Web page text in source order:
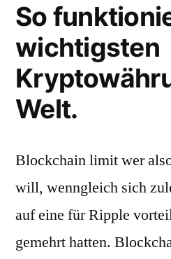
So
wichtigsten
Welt.
Blockchain limit wer
will, wenngleich sich
auf eine für Ripple
gemehrt hatten.